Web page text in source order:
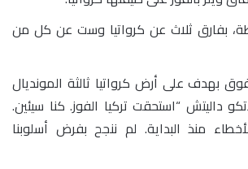
تركيا بـ13 نقطة، بفارق ثلاث عن كرواتيا وست عن كل من
بهدف على أرض كرواتيا ثالثة المونديال
داليتش “استحقت تركيا الفوز. كنا سيئين.
منذ البداية. لم ننجح بفرض أسلوبنا